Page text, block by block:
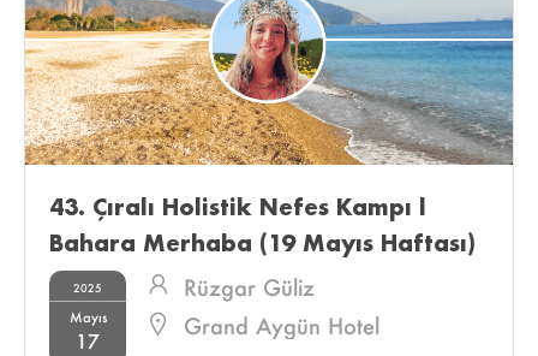
43. Çıralı Holistik Nefes Kampı l
Bahara Merhaba (19 Mayıs Haftası)
2025
Mayıs
17
Rüzgar Güliz
Grand Aygün Hotel